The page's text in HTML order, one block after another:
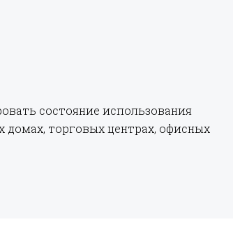
состояние использования
торговых центрах, офисных